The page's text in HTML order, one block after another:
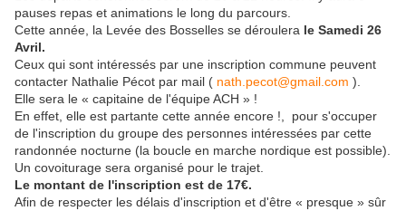
pauses repas et animations le long du parcours.
Cette année, la Levée des Bosselles se déroulera le Samedi 26
Avril.
Ceux qui sont intéressés par une inscription commune peuvent
contacter Nathalie Pécot par mail ( nath.pecot@gmail.com ).
Elle sera le « capitaine de l'équipe ACH » !
En effet, elle est partante cette année encore !, pour s'occuper
de l'inscription du groupe des personnes intéressées par cette
randonnée nocturne (la boucle en marche nordique est possible).
Un covoiturage sera organisé pour le trajet.
Le montant de l'inscription est de 17€.
Afin de respecter les délais d'inscription et d'être « presque » sûr